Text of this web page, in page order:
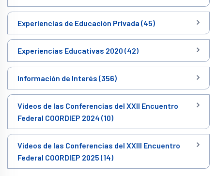
Experiencias de Educación Privada (45)
Experiencias Educativas 2020 (42)
Información de Interés (356)
Videos de las Conferencias del XXII Encuentro
Federal COORDIEP 2024 (10)
Videos de las Conferencias del XXIII Encuentro
Federal COORDIEP 2025 (14)